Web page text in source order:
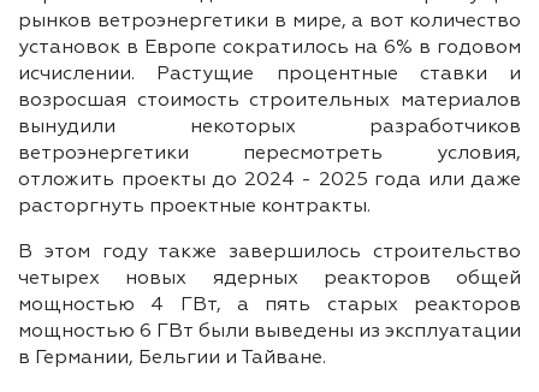
рынков ветроэнергетики в мире, а вот количество
установок в Европе сократилось на 6% в годовом
исчислении. Растущие процентные ставки и
возросшая стоимость строительных материалов
вынудили некоторых разработчиков
ветроэнергетики пересмотреть условия,
отложить проекты до 2024 - 2025 года или даже
расторгнуть проектные контракты.
В этом году также завершилось строительство
четырех новых ядерных реакторов общей
мощностью 4 ГВт, а пять старых реакторов
мощностью 6 ГВт были выведены из эксплуатации
в Германии, Бельгии и Тайване.